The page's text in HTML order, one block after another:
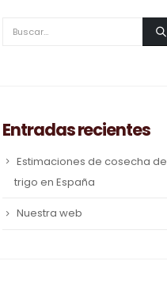
Entradas recientes
Estimaciones de cosecha de
trigo en España
Nuestra web